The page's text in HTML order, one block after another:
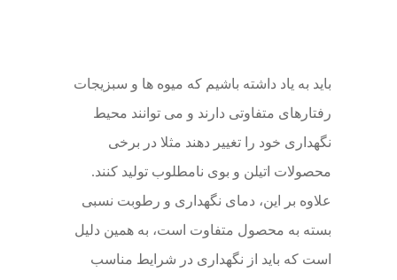
باید به یاد داشته باشیم که میوه ها و سبزیجات
رفتارهای متفاوتی دارند و می توانند محیط
نگهداری خود را تغییر دهند مثلا در برخی
محصولات اتیلن و بوی نامطلوب تولید کنند.
علاوه بر این، دمای نگهداری و رطوبت نسبی
بسته به محصول متفاوت است، به همین دلیل
است که باید از نگهداری در شرایط مناسب